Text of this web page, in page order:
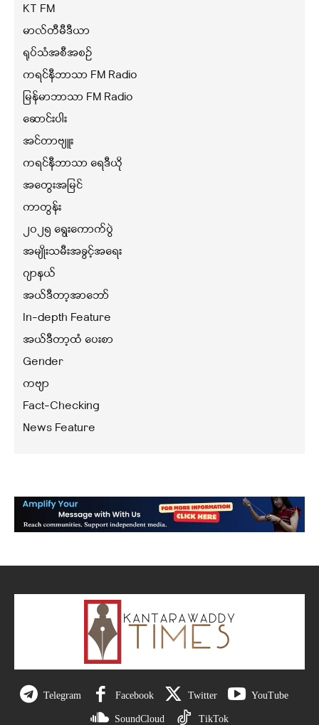
KT FM
မာလ်တီမီဒီယာ
ရုပ်သံအစီအစဉ်
ကရင်နီဘာသာ FM Radio
မြန်မာဘာသာ FM Radio
ဆောင်းပါး
အင်တာဗျူး
ကရင်နီဘာသာ ရေဒီယို
အတွေးအမြင်
ကာတွန်း
၂၀၂၅ ရွေးကောက်ပွဲ
အမျိုးသမီးအခွင့်အရေး
ဂျာနယ်
အယ်ဒီတာ့အာဘော်
In-depth Feature
အယ်ဒီတာ့ထံ ပေးစာ
Gender
ကဗျာ
Fact-Checking
News Feature
Telegram Facebook Twitter YouTube
SoundCloud TikTok